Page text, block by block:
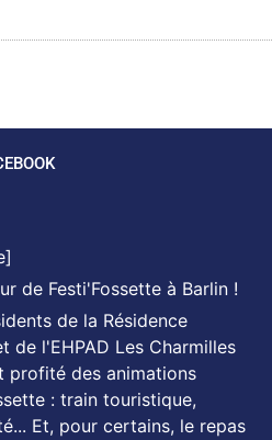
de Festi'Fossette à Barlin !
de la Résidence
de l'EHPAD Les Charmilles
profité des animations
: train touristique,
Et, pour certains, le repas